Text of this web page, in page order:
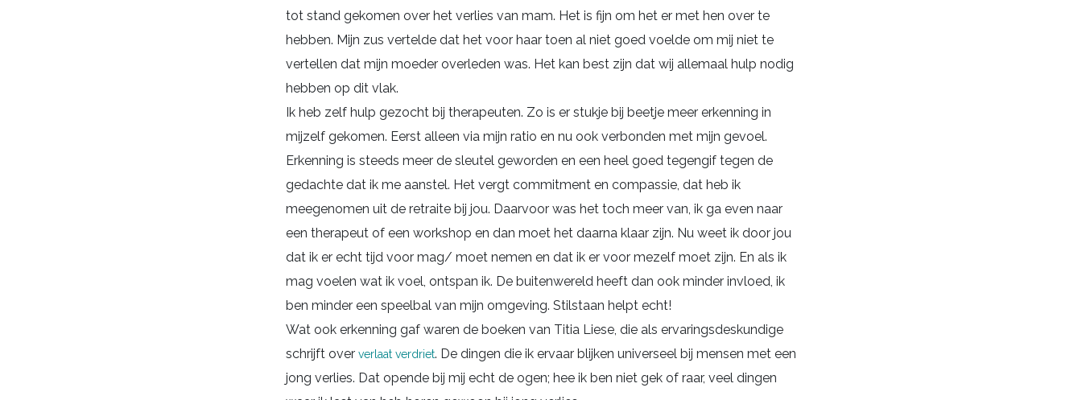
tot stand gekomen over het verlies van mam. Het is fijn om het er met hen over te
hebben. Mijn zus vertelde dat het voor haar toen al niet goed voelde om mij niet te
vertellen dat mijn moeder overleden was. Het kan best zijn dat wij allemaal hulp nodig
hebben op dit vlak.
Ik heb zelf hulp gezocht bij therapeuten. Zo is er stukje bij beetje meer erkenning in
mijzelf gekomen. Eerst alleen via mijn ratio en nu ook verbonden met mijn gevoel.
Erkenning is steeds meer de sleutel geworden en een heel goed tegengif tegen de
gedachte dat ik me aanstel. Het vergt commitment en compassie, dat heb ik
meegenomen uit de retraite bij jou. Daarvoor was het toch meer van, ik ga even naar
een therapeut of een workshop en dan moet het daarna klaar zijn. Nu weet ik door jou
dat ik er echt tijd voor mag/ moet nemen en dat ik er voor mezelf moet zijn. En als ik
mag voelen wat ik voel, ontspan ik. De buitenwereld heeft dan ook minder invloed, ik
ben minder een speelbal van mijn omgeving. Stilstaan helpt echt!
Wat ook erkenning gaf waren de boeken van Titia Liese, die als ervaringsdeskundige
schrijft over verlaat verdriet. De dingen die ik ervaar blijken universeel bij mensen met een
jong verlies. Dat opende bij mij echt de ogen; hee ik ben niet gek of raar, veel dingen